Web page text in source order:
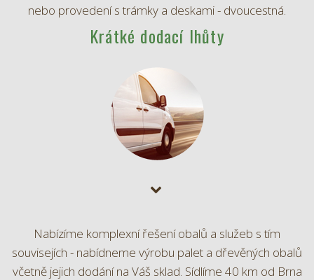
nebo provedení s trámky a deskami - dvoucestná.
Krátké dodací lhůty
Nabízíme komplexní řešení obalů a služeb s tím
souvisejích - nabídneme výrobu palet a dřevěných obalů
včetně jejich dodání na Váš sklad. Sídlíme 40 km od Brna